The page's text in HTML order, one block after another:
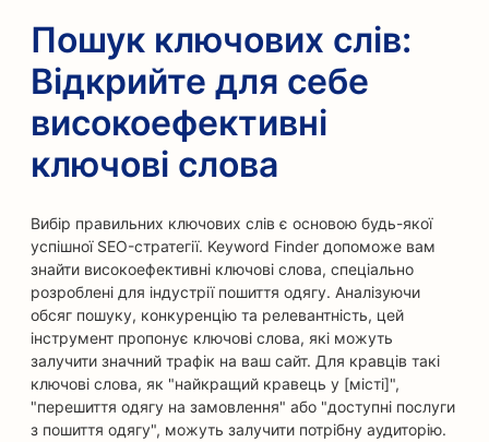
Пошук ключових слів:
Відкрийте для себе
високоефективні
ключові слова
Вибір правильних ключових слів є основою будь-якої
успішної SEO-стратегії. Keyword Finder допоможе вам
знайти високоефективні ключові слова, спеціально
розроблені для індустрії пошиття одягу. Аналізуючи
обсяг пошуку, конкуренцію та релевантність, цей
інструмент пропонує ключові слова, які можуть
залучити значний трафік на ваш сайт. Для кравців такі
ключові слова, як "найкращий кравець у [місті]",
"перешиття одягу на замовлення" або "доступні послуги
з пошиття одягу", можуть залучити потрібну аудиторію.